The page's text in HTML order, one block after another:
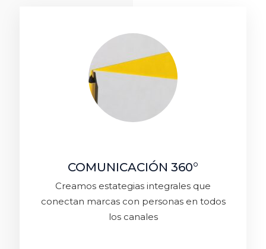
COMUNICACIÓN 360°
Creamos estategias integrales que
conectan marcas con personas en todos
los canales